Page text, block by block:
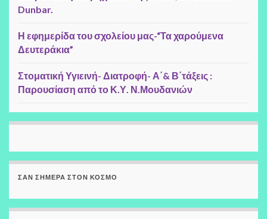
Dunbar.
Η εφημερίδα του σχολείου μας-“Τα χαρούμενα
Δευτεράκια”
Στοματική Υγιεινή- Διατροφή- Α΄& Β΄τάξεις :
Παρουσίαση από το Κ.Υ. Ν.Μουδανιών
ΣΑΝ ΣΉΜΕΡΑ ΣΤΟΝ ΚΌΣΜΟ